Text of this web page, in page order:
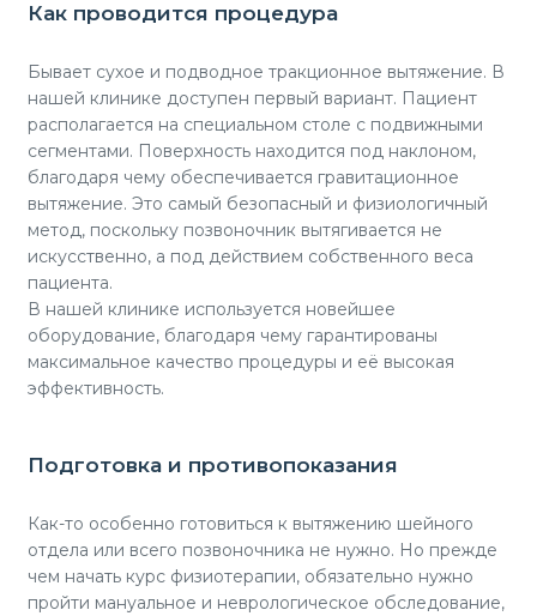
Как проводится процедура
Бывает сухое и подводное тракционное вытяжение. В
нашей клинике доступен первый вариант. Пациент
располагается на специальном столе с подвижными
сегментами. Поверхность находится под наклоном,
благодаря чему обеспечивается гравитационное
вытяжение. Это самый безопасный и физиологичный
метод, поскольку позвоночник вытягивается не
искусственно, а под действием собственного веса
пациента.
В нашей клинике используется новейшее
оборудование, благодаря чему гарантированы
максимальное качество процедуры и её высокая
эффективность.
Подготовка и противопоказания
Как-то особенно готовиться к вытяжению шейного
отдела или всего позвоночника не нужно. Но прежде
чем начать курс физиотерапии, обязательно нужно
пройти мануальное и неврологическое обследование,